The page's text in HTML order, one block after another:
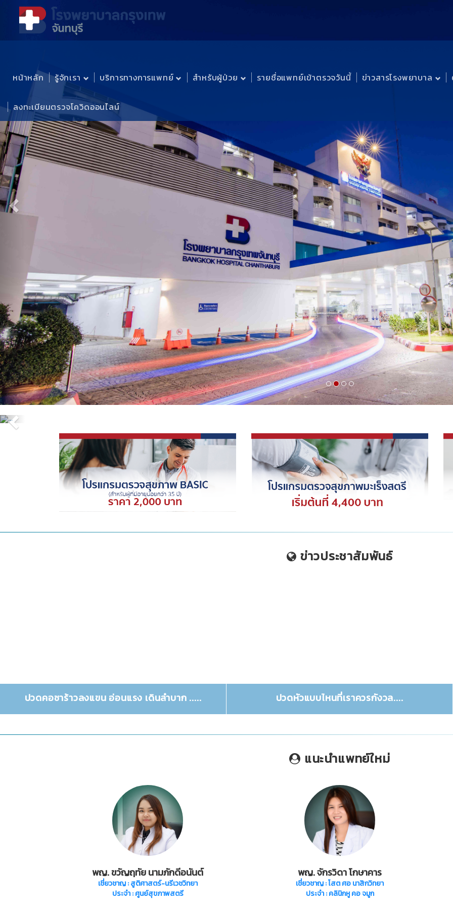
หน้าหลัก รู้จักเรา บริการทางการแพทย์ สำหรับผู้ป่วย รายชื่อแพทย์เข้าตรวจวันนี้ ข่าวสารโรงพยาบาล
ลงทะเบียนตรวจโควิดออนไลน์
Previous
Previous
ข่าวประชาสัมพันธ์
ปวดคอชาร้าวลงแขน อ่อนแรง เดินลำบาก ..... ปวดหัวแบบไหนที่เราควรกังวล....
แนะนำแพทย์ใหม่
พญ. ขวัญฤทัย นามภักดีอนันต์
เชี่ยวชาญ: สูติศาสตร์-นรีเวชวิทยา
ประจำ : ศูนย์สุขภาพสตรี
พญ. จักรวิดา โกษาคาร
เชี่ยวชาญ: โสต ศอ นาสิกวิทยา
ประจำ : คลินิกหู คอ จมูก